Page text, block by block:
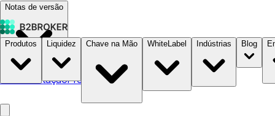
Notas de versão
DocumentaçãoPreços B2STORE
Produtos Liquidez Chave na Mão WhiteLabel Indústrias Blog